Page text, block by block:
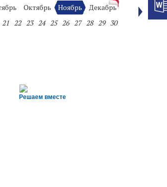
Октябрь Ноябрь
Декабрь
21 22 23 24 25 26 27 28 29 30
Решаем вместе